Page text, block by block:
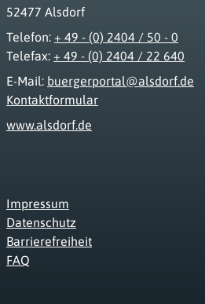
52477 Alsdorf
Telefon: + 49 - (0) 2404 / 50 - 0
Telefax: + 49 - (0) 2404 / 22 640
E-Mail: buergerportal@alsdorf.de
Kontaktformular
www.alsdorf.de
Impressum
Datenschutz
Barrierefreiheit
FAQ